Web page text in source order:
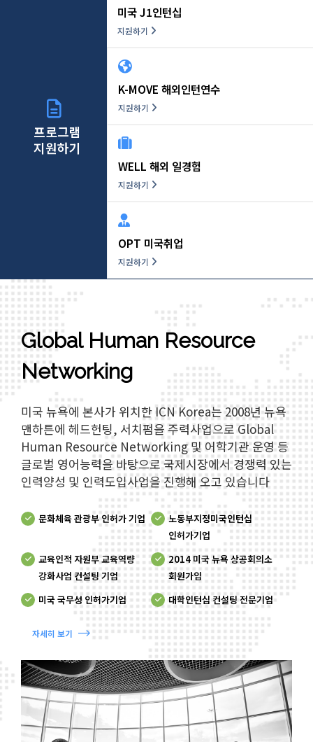
프로그램
지원하기
미국 J1인턴십
지원하기
K-MOVE 해외인턴연수
지원하기
WELL 해외 일경험
지원하기
OPT 미국취업
지원하기
Global Human Resource
Networking
미국 뉴욕에 본사가 위치한 ICN Korea는 2008년 뉴욕
맨하튼에 헤드헌팅, 서치펌을 주력사업으로 Global
Human Resource Networking 및 어학기관 운영 등
글로벌 영어능력을 바탕으로 국제시장에서 경쟁력 있는
인력양성 및 인력도입사업을 진행해 오고 있습니다
문화체육 관광부 인허가 기업
노동부지정미국인턴십
인허가기업
교육인적 자원부 교육역량
강화사업 컨설팅 기업
2014 미국 뉴욕 상공회의소
회원가입
미국 국무성 인허가기업
대학인턴십 컨설팅 전문기업
자세히 보기